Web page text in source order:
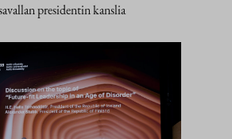
presidentin kanslia